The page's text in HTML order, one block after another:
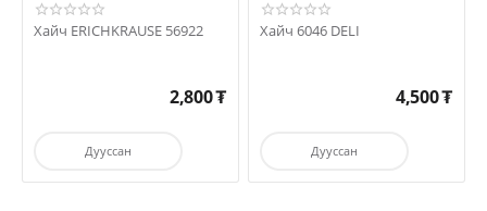
Хайч ERICHKRAUSE 56922
2,800₮
Дууссан
Хайч 6046 DELI
4,500₮
Дууссан